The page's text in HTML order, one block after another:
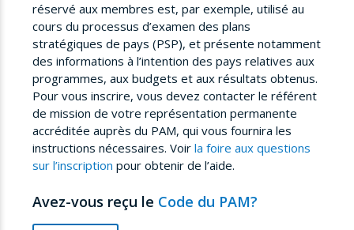
réservé aux membres est, par exemple, utilisé au
cours du processus d’examen des plans
stratégiques de pays (PSP), et présente notamment
des informations à l’intention des pays relatives aux
programmes, aux budgets et aux résultats obtenus.
Pour vous inscrire, vous devez contacter le référent
de mission de votre représentation permanente
accréditée auprès du PAM, qui vous fournira les
instructions nécessaires. Voir la foire aux questions
sur l’inscription pour obtenir de l’aide.
Avez-vous reçu le Code du PAM?